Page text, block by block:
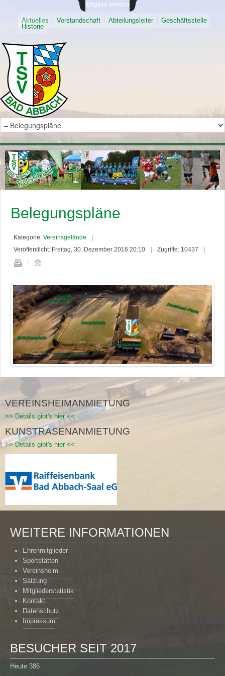
Mitglied werden
Aktuelles Vorstandschaft Abteilungsleiter
Geschäftsstelle
Historie
Belegungspläne
Kategorie: Vereinsgelände
Veröffentlicht: Freitag, 30. Dezember 2016 20:10
Zugriffe: 10437
VEREINSHEIMANMIETUNG
>> Details gibt's hier <<
KUNSTRASENANMIETUNG
>> Details gibt's hier <<
WEITERE INFORMATIONEN
Ehrenmitglieder
Sportstätten
Vereinsheim
Satzung
Mitgliederstatistik
Kontakt
Datenschutz
Impressum
BESUCHER SEIT 2017
Heute 386